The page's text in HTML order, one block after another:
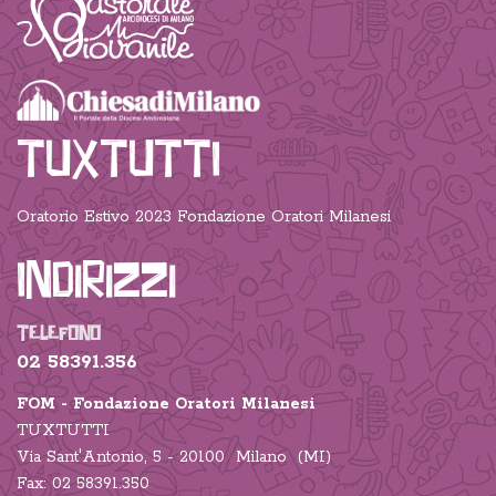
TUXTUTTI
Oratorio Estivo 2023 Fondazione Oratori Milanesi
Indirizzi
TELEFONO
02 58391.356
FOM - Fondazione Oratori Milanesi
TUXTUTTI
Via Sant'Antonio, 5 - 20100 Milano (MI)
Fax: 02 58391.350